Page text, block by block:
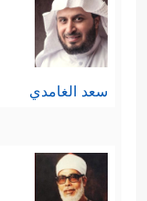
سعد الغامدي